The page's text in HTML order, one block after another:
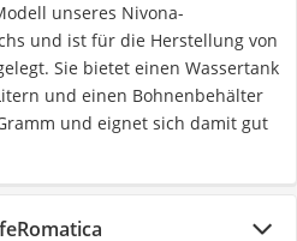
unseres Nivona-
und ist für die Herstellung von
Sie bietet einen Wassertank
und einen Bohnenbehälter
und eignet sich damit gut